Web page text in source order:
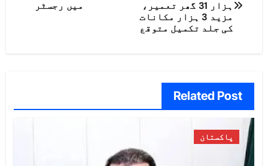
کی
نیویگیشن
ہزار 31 گھر تعمیر،
مزید 3 ہزار مکانات
کی جلد تکمیل متوقع
میں رجسٹر
Related Post
پاکستان